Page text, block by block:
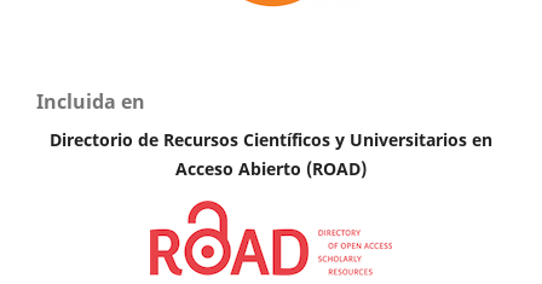
Incluida en
Directorio de Recursos Científicos y Universitarios en
Acceso Abierto (ROAD)